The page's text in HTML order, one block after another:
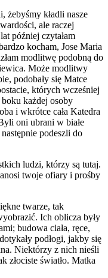
żebyśmy kładli nasze
ale raczej
później czytałam
kocham, Jose Maria
modlitwę podobną do
Może modlitwy
podobały się Matce
których wcześniej
każdej osoby
i wkrótce cała Katedra
oni ubrani w białe
podeszli do
ludzi, którzy są tutaj.
twoje ofiary i prośby
twarze, tak
Ich oblicza były
budowa ciała, ręce,
podłogi, jakby się
Niektórzy z nich nieśli
złociste światło. Matka